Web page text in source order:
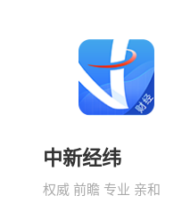
中新经纬
权威 前瞻 专业 亲和